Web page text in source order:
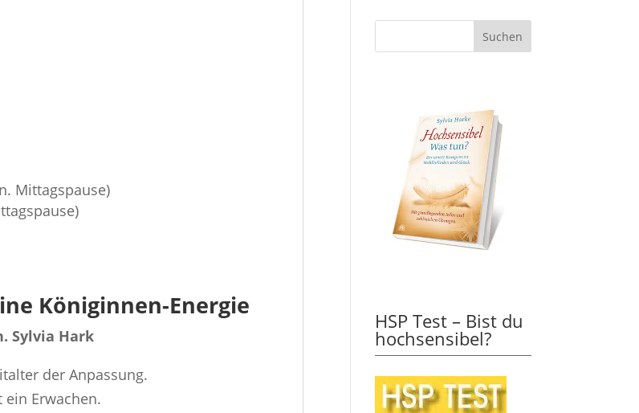
Mittagspause)
Königinnen-Energie
Sylvia Hark
der Anpassung.
ein Erwachen.
HSP Test – Bist du
hochsensibel?